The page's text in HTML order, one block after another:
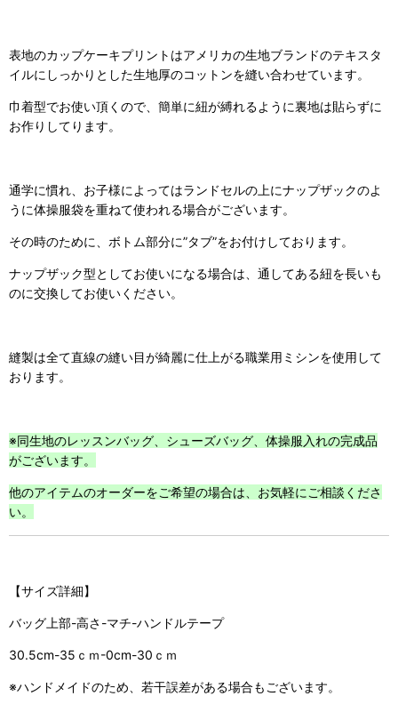
表地のカップケーキプリントはアメリカの生地ブランドのテキスタ
イルにしっかりとした生地厚のコットンを縫い合わせています。
巾着型でお使い頂くので、簡単に紐が縛れるように裏地は貼らずに
お作りしてります。
通学に慣れ、お子様によってはランドセルの上にナップザックのよ
うに体操服袋を重ねて使われる場合がございます。
その時のために、ボトム部分に”タブ”をお付けしております。
ナップザック型としてお使いになる場合は、通してある紐を長いも
のに交換してお使いください。
縫製は全て直線の縫い目が綺麗に仕上がる職業用ミシンを使用して
おります。
※同生地のレッスンバッグ、シューズバッグ、体操服入れの完成品
がございます。
他のアイテムのオーダーをご希望の場合は、お気軽にご相談くださ
い。
【サイズ詳細】
バッグ上部-高さ-マチ-ハンドルテープ
30.5cm-35ｃｍ-0cm-30ｃｍ
※ハンドメイドのため、若干誤差がある場合もございます。